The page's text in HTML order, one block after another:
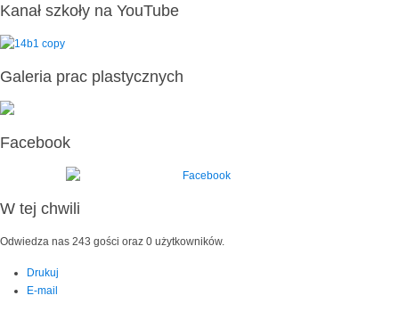
Kanał szkoły na YouTube
Galeria prac plastycznych
Facebook
W tej chwili
Odwiedza nas 243 gości oraz 0 użytkowników.
Drukuj
E-mail